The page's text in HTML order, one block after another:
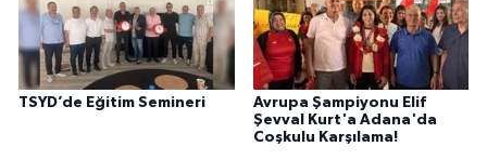
TSYD’de Eğitim Semineri
Avrupa Şampiyonu Elif
Şevval Kurt'a Adana'da
Coşkulu Karşılama!